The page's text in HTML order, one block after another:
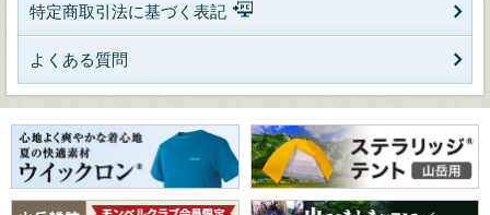
特定商取引法に基づく表記
よくある質問